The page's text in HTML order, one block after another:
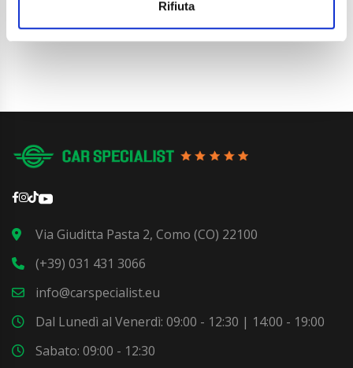
Rifiuta
Via Giuditta Pasta 2, Como (CO) 22100
(+39) 031 431 3066
info@carspecialist.eu
Dal Lunedì al Venerdì: 09:00 - 12:30 | 14:00 - 19:00
Sabato: 09:00 - 12:30